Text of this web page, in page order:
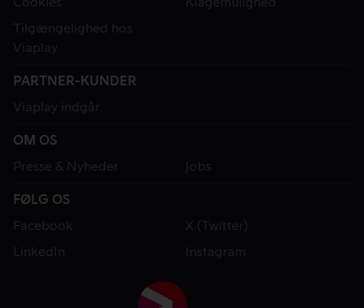
Tilgængelighed hos
Viaplay
PARTNER-KUNDER
Viaplay indgår
OM OS
Presse & Nyheder
Jobs
FØLG OS
Facebook
X (Twitter)
LinkedIn
Instagram